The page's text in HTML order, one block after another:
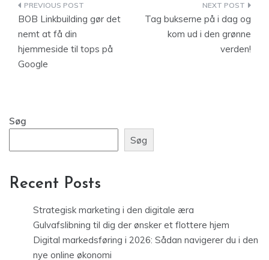
Indlægsnavigation
BOB Linkbuilding gør det
nemt at få din
hjemmeside til tops på
Google
Tag bukserne på i dag og
kom ud i den grønne
verden!
Søg
Søg
Recent Posts
Strategisk marketing i den digitale æra
Gulvafslibning til dig der ønsker et flottere hjem
Digital markedsføring i 2026: Sådan navigerer du i den
nye online økonomi